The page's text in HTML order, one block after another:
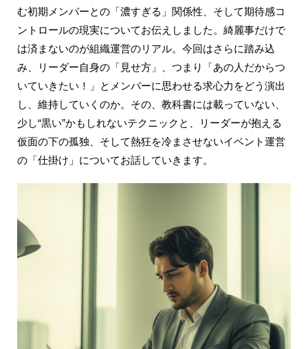
む初期メンバーとの「濃すぎる」関係性、そして期待感コ
ントロールの現実についてお伝えしました。綺麗事だけで
は済まないのが組織運営のリアル。今回はさらに踏み込
み、リーダー自身の「見せ方」、つまり「あの人だからつ
いていきたい！」とメンバーに思わせる求心力をどう演出
し、維持していくのか。その、教科書には載っていない、
少し“黒い”かもしれないテクニックと、リーダーが抱える
仮面の下の孤独、そして熱狂を冷まさせないイベント運営
の「仕掛け」についてお話していきます。